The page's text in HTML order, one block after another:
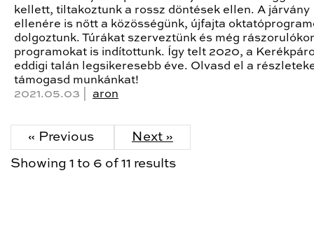
kellett, tiltakoztunk a rossz döntések ellen. A járvány
ellenére is nőtt a közösségünk, újfajta
dolgoztunk. Túrákat szerveztünk és még
programokat is indítottunk. Így telt 2020, a
eddigi talán legsikeresebb éve. Olvasd el a
támogasd munkánkat!
2021.05.03 | aron
« Previous Next »
Showing 1 to 6 of 11 results